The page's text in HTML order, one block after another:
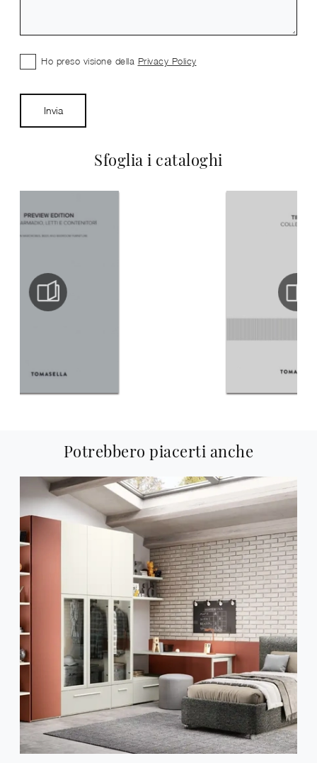
Sfoglia i cataloghi
Ho preso visione della Privacy Policy
Invia
Potrebbero piacerti anche